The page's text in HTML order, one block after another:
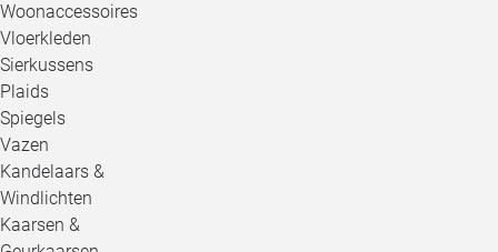
Woonaccessoires
Vloerkleden
Sierkussens
Plaids
Spiegels
Vazen
Kandelaars &
Windlichten
Kaarsen &